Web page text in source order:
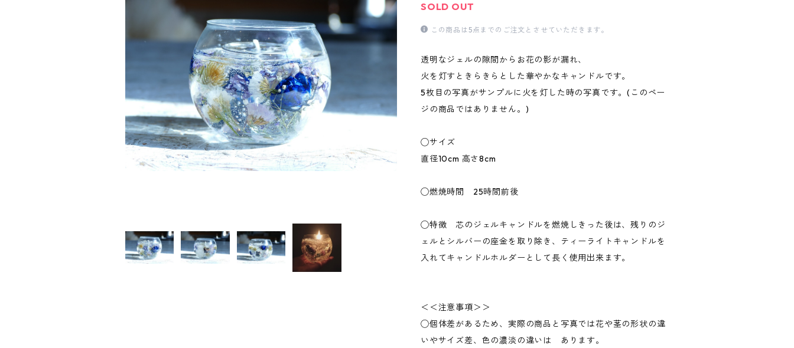
SOLD OUT
この商品は5点までのご注文とさせていただきます。
透明なジェルの隙間からお花の影が漏れ、
火を灯すときらきらとした華やかなキャンドルです。
5枚目の写真がサンプルに火を灯した時の写真です。(このペー
ジの商品ではありません。)
◯サイズ
直径10cm 高さ8cm
◯燃焼時間 25時間前後
◯特徴 芯のジェルキャンドルを燃焼しきった後は、残りのジ
ェルとシルバーの座金を取り除き、ティーライトキャンドルを
入れてキャンドルホルダーとして長く使用出来ます。
＜＜注意事項＞＞
◯個体差があるため、実際の商品と写真では花や茎の形状の違
いやサイズ差、色の濃淡の違いは あります。